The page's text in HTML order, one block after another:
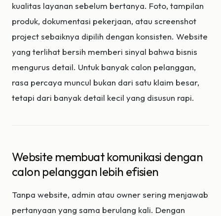
kualitas layanan sebelum bertanya. Foto, tampilan
produk, dokumentasi pekerjaan, atau screenshot
project sebaiknya dipilih dengan konsisten. Website
yang terlihat bersih memberi sinyal bahwa bisnis
mengurus detail. Untuk banyak calon pelanggan,
rasa percaya muncul bukan dari satu klaim besar,
tetapi dari banyak detail kecil yang disusun rapi.
Website membuat komunikasi dengan
calon pelanggan lebih efisien
Tanpa website, admin atau owner sering menjawab
pertanyaan yang sama berulang kali. Dengan